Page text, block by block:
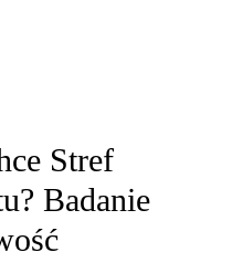
Stref
Badanie